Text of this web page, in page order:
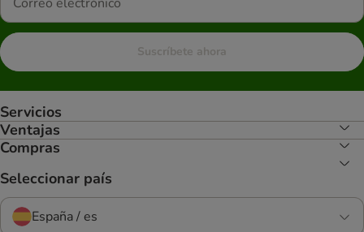
Suscríbete ahora
Servicios
Ventajas
Compras
Seleccionar país
España / es